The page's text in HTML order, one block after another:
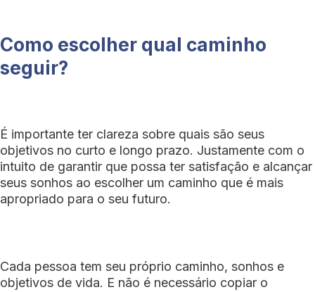
Como escolher qual caminho
seguir?
É importante ter clareza sobre quais são seus
objetivos no curto e longo prazo. Justamente com o
intuito de garantir que possa ter satisfação e alcançar
seus sonhos ao escolher um caminho que é mais
apropriado para o seu futuro.
Cada pessoa tem seu próprio caminho, sonhos e
objetivos de vida. E não é necessário copiar o